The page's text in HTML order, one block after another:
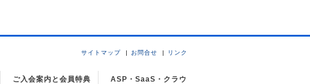
サイトマップ お問合せ リンク
ご入会案内と会員特典
ASP・SaaS・クラウ